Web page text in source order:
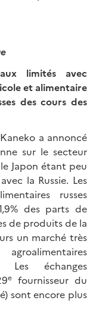
limités avec
et alimentaire
des cours des
a annoncé
sur le secteur
Japon étant peu
la Russie. Les
russes
des parts de
de produits de la
un marché très
Les échanges
e fournisseur du
sont encore plus